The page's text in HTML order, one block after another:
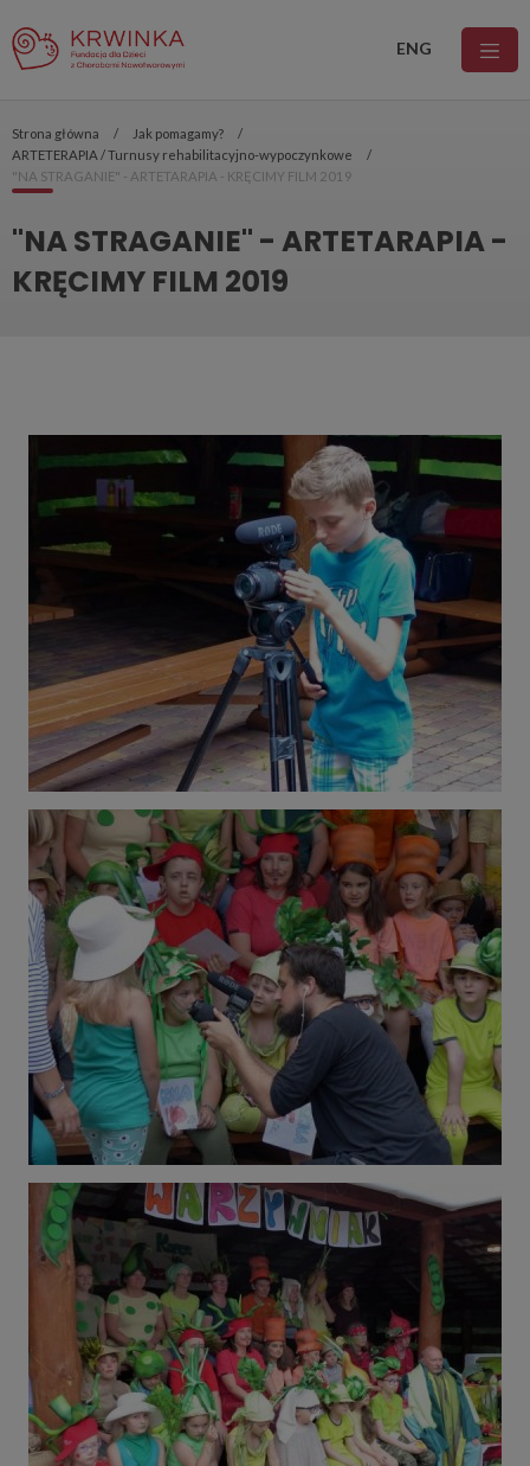
ENG
Strona główna
Jak pomagamy?
ARTETERAPIA / Turnusy rehabilitacyjno-wypoczynkowe
"NA STRAGANIE" - ARTETARAPIA - KRĘCIMY FILM 2019
"NA STRAGANIE" - ARTETARAPIA -
KRĘCIMY FILM 2019